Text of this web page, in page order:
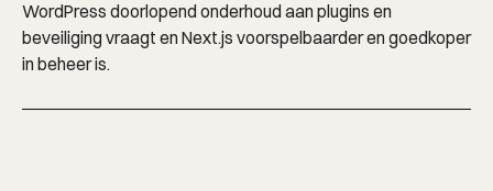
WordPress doorlopend onderhoud aan plugins en
beveiliging vraagt en Next.js voorspelbaarder en goedkoper
in beheer is.